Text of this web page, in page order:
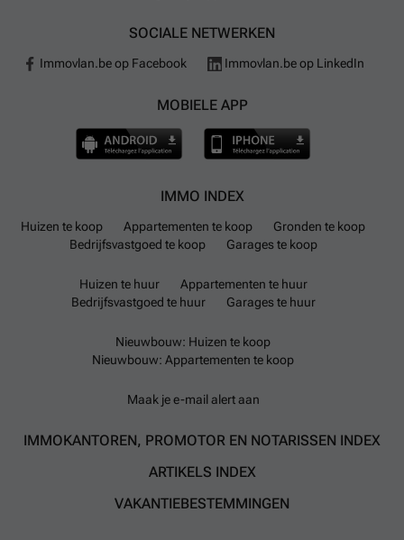
SOCIALE NETWERKEN
Immovlan.be op Facebook Immovlan.be op LinkedIn
MOBIELE APP
IMMO INDEX
Huizen te koop Appartementen te koop
Gronden te koop
Bedrijfsvastgoed te koop
Garages te koop
Huizen te huur
Appartementen te huur
Bedrijfsvastgoed te huur
Garages te huur
Nieuwbouw: Huizen te koop
Nieuwbouw: Appartementen te koop
Maak je e-mail alert aan
IMMOKANTOREN, PROMOTOR EN NOTARISSEN INDEX
ARTIKELS INDEX
VAKANTIEBESTEMMINGEN